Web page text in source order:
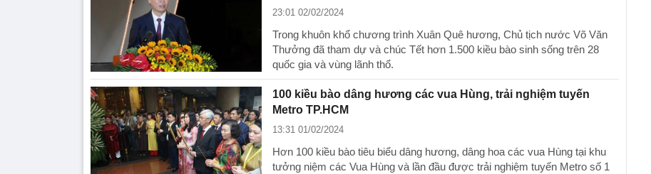
23:01 02/02/2024
Trong khuôn khổ chương trình Xuân Quê hương, Chủ tịch nước Võ Văn
Thưởng đã tham dự và chúc Tết hơn 1.500 kiều bào sinh sống trên 28
quốc gia và vùng lãnh thổ.
100 kiều bào dâng hương các vua Hùng, trải nghiệm tuyến
Metro TP.HCM
13:31 01/02/2024
Hơn 100 kiều bào tiêu biểu dâng hương, dâng hoa các vua Hùng tại khu
tưởng niệm các Vua Hùng và lần đầu được trải nghiệm tuyến Metro số 1